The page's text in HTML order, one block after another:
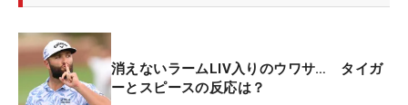
消えないラームLIV入りのウワサ… タイガ
ーとスピースの反応は？